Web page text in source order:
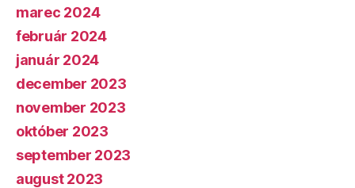
marec 2024
február 2024
január 2024
december 2023
november 2023
október 2023
september 2023
august 2023